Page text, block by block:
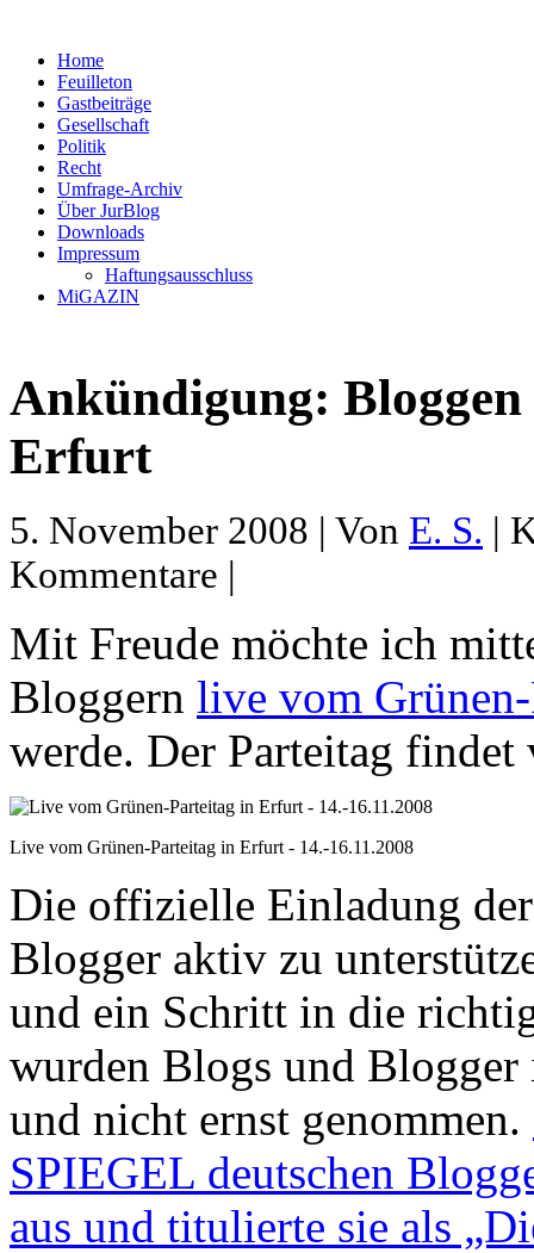
Home
Feuilleton
Gastbeiträge
Gesellschaft
Politik
Recht
Umfrage-Archiv
Über JurBlog
Downloads
Impressum
Haftungsausschluss
MiGAZIN
Ankündigung:
Erfurt
5. November 2008 | Von E. S. |
Kommentare |
Mit Freude möchte ich
Bloggern live vom
werde. Der Parteitag
Live vom Grünen-Parteitag in Erfurt - 14.-16.11.2008
Die offizielle Einladung
Blogger aktiv zu
und ein Schritt in die
wurden Blogs und Blogger
und nicht ernst genommen.
SPIEGEL deutschen
aus und titulierte sie als